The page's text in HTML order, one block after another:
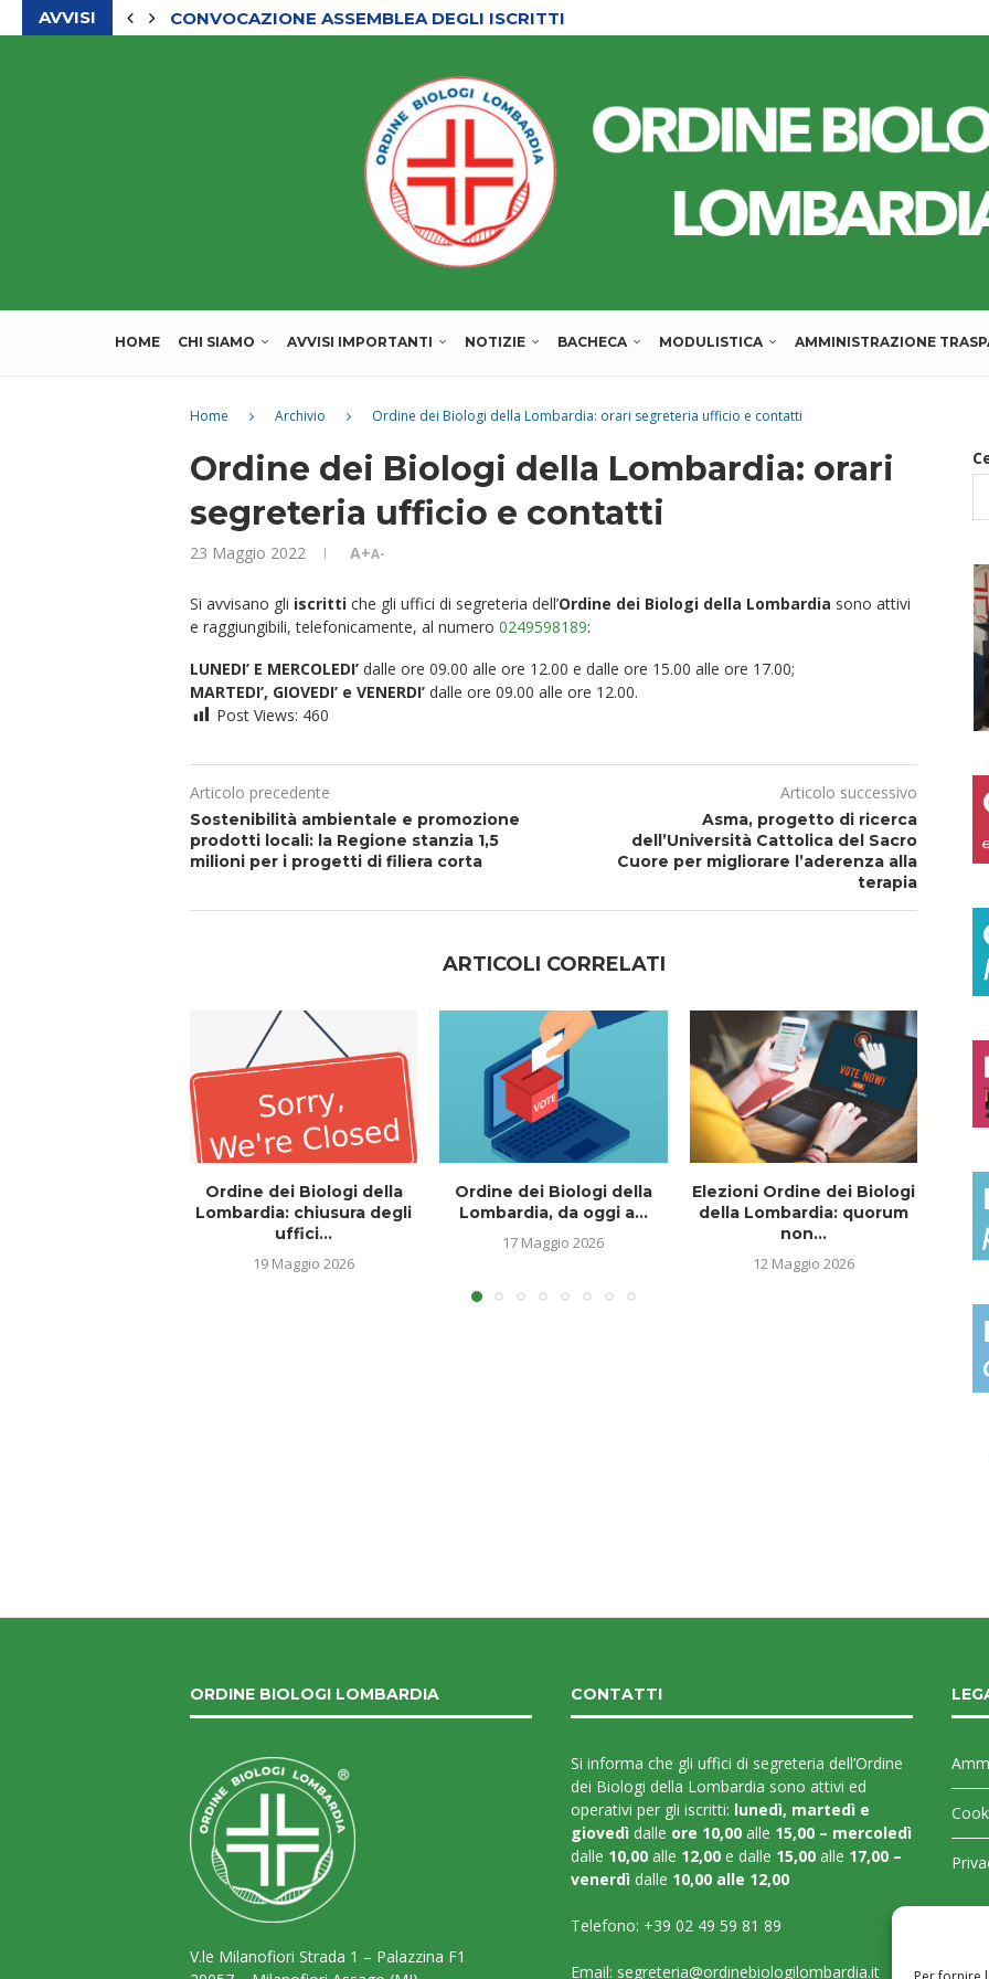
AVVISI CONVOCAZIONE ASSEMBLEA DEGLI ISCRITTI
HOME CHI SIAMO AVVISI IMPORTANTI NOTIZIE BACHECA MODULISTICA AMMINISTRAZIONE
Home Archivio Ordine dei Biologi della Lombardia: orari segreteria ufficio e contatti
Ordine dei Biologi della Lombardia: orari
segreteria ufficio e contatti
23 Maggio 2022 A+A-
Si avvisano gli iscritti che gli uffici di segreteria dell’Ordine dei Biologi della Lombardia sono attivi
e raggiungibili, telefonicamente, al numero 0249598189:
LUNEDI’ E MERCOLEDI’ dalle ore 09.00 alle ore 12.00 e dalle ore 15.00 alle ore 17.00;
MARTEDI’, GIOVEDI’ e VENERDI’ dalle ore 09.00 alle ore 12.00.
Post Views: 460
Articolo precedente
Sostenibilità ambientale e promozione
prodotti locali: la Regione stanzia 1,5
milioni per i progetti di filiera corta
Articolo successivo
Asma, progetto di ricerca
dell’Università Cattolica del Sacro
Cuore per migliorare l’aderenza alla
terapia
ARTICOLI CORRELATI
Ordine dei Biologi della
Lombardia: chiusura degli
uffici...
19 Maggio 2026
Ordine dei Biologi della
Lombardia, da oggi a...
17 Maggio 2026
Elezioni Ordine dei Biologi
della Lombardia: quorum
non...
12 Maggio 2026
ORDINE BIOLOGI LOMBARDIA
V.le Milanofiori Strada 1 – Palazzina F1
CONTATTI
Si informa che gli uffici di segreteria dell’Ordine
dei Biologi della Lombardia sono attivi ed
operativi per gli iscritti: lunedì, martedì e
giovedì dalle ore 10,00 alle 15,00 – mercoledì
dalle 10,00 alle 12,00 e dalle 15,00 alle 17,00 –
venerdì dalle 10,00 alle 12,00
Telefono: +39 02 49 59 81 89
Email: segreteria@ordinebiologilombardia.it